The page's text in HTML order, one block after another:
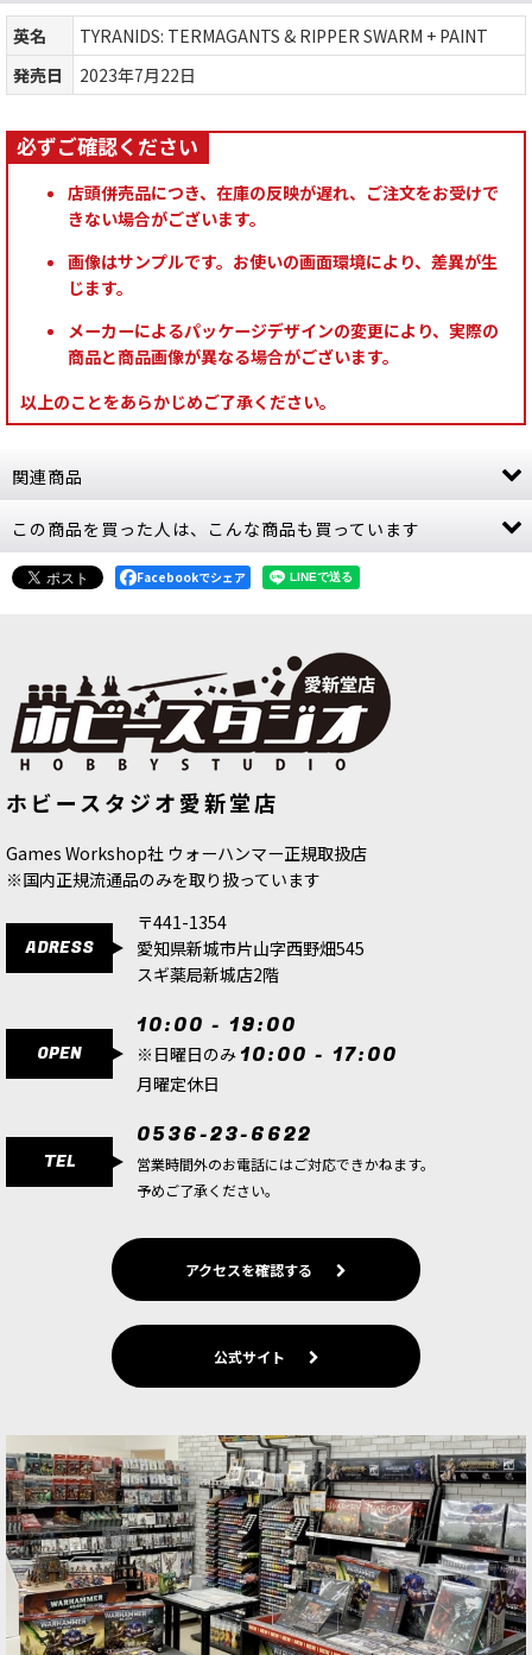
英名
TYRANIDS: TERMAGANTS & RIPPER SWARM + PAINT
発売日
2023年7月22日
店頭併売品につき、在庫の反映が遅れ、ご注文をお受けで
きない場合がございます。
画像はサンプルです。お使いの画面環境により、差異が生
じます。
メーカーによるパッケージデザインの変更により、実際の
商品と商品画像が異なる場合がございます。
以上のことをあらかじめご了承ください。
関連商品
ウォーハンマースタートアップガイド HOW TO
BUILD WARHAMMER[9784798629568]
こちらは、送料無料・会員割引・クーポン割引対
象外の商品です。こちらの商品は、再販制度によ
り割引を使用できません。この1冊で『ウォーハ
ンマー』プラモの組み立て＆塗装を楽しめます!!
おすすめコメントイギリ…
シタデルカラーの教科書 ミニチュアペイントをイ
2,750円(税込)
こちらは、送料無料・会員割引・クーポン割引対
象外の商品です。こちらの商品は、再販制度によ
り割引を使用できません。シタデル・ペイントシ
ラー&rd…
[WH40K] ペイント＋ツール
2点
ゲーム「ウォーハンマー40,000」の世界のシタデ
ルミニチュアのペイント初心者にぴったりなシタ
ターニッパー…
ーン＋ペイント[60-11]
(税込)
1点
ンのコレクションと塗装ホビーの初心者にぴった
りなペイントセット。収録内容ツールシタデル・
スターターブラシ×1点ミニチュアスペースマリー
ン「インフェルヌ…
【旧版】[WH40K] スターターセット 日本語版
[40-03OLD]
12,400円(税込)
1点
この商品を買った人は、こんな商品も買っています
ェルヌスマリーン＋ペイント [60-11]
AKHELIAN GREEN アクヘリアン・グ
リーン
980円(税込)
Facebookでシェア
ホビースタジオ愛新堂店
Games Workshop社 ウォーハンマー正規取扱店
※国内正規流通品のみを取り扱っています
ADRESS
〒441-1354
愛知県新城市片山字西野畑545
スギ薬局新城店2階
OPEN
10:00 - 19:00
※日曜日のみ 10:00 - 17:00
月曜定休日
TEL
0536-23-6622
営業時間外のお電話にはご対応できかねます。
予めご了承ください。
アクセスを確認する
公式サイト